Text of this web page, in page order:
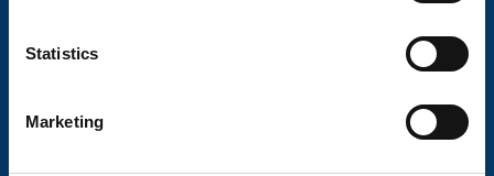
Statistics
Marketing
Släpvagnsservice
Frågor & Svar
Butikskoncept